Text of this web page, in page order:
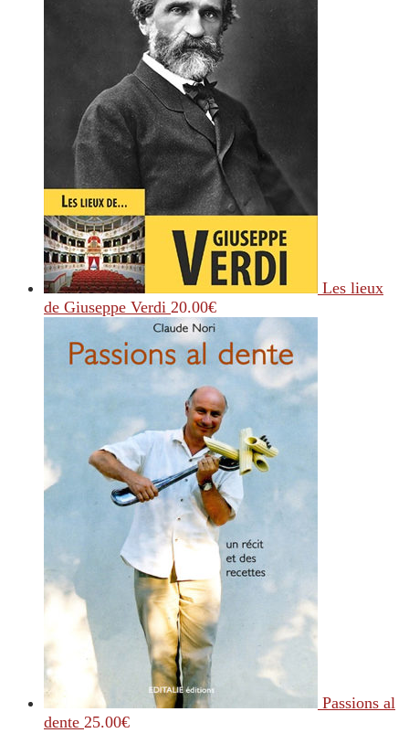
Les lieux
de Giuseppe Verdi 20.00€
Passions al
dente 25.00€